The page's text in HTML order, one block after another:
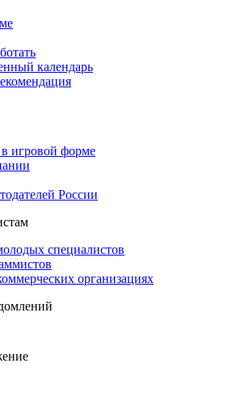
календарь
игровой форме
России
специалистов
организациях